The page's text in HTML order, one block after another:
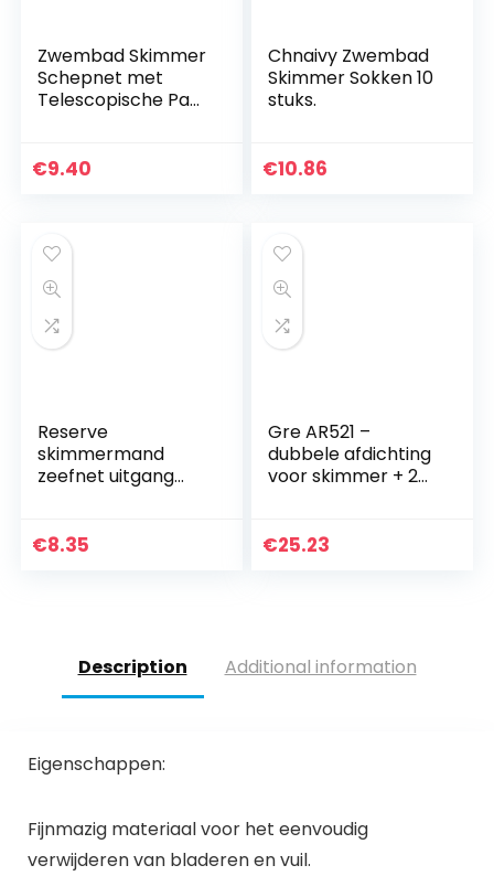
Zwembad Skimmer
Schepnet met
Telescopische Paal,
Vijver Leaf Mesh
€9.40
Chnaivy Zwembad
Skimmer Sokken 10
stuks.
€10.86
Reserve
skimmermand
zeefnet uitgang
bovengrondse
€8.35
Gre AR521 –
dubbele afdichting
voor skimmer + 2
€25.23
Description Additional information
Eigenschappen:
Fijnmazig materiaal voor het eenvoudig
verwijderen van bladeren en vuil.